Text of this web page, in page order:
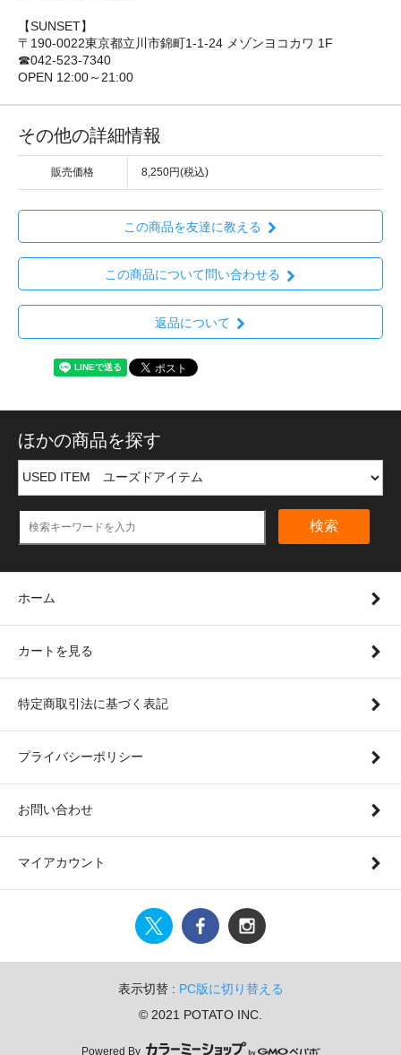
【SUNSET】
〒190-0022東京都立川市錦町1-1-24 メゾンヨコカワ 1F
☎042-523-7340
OPEN 12:00～21:00
その他の詳細情報
販売価格 8,250円(税込)
この商品を友達に教える
この商品について問い合わせる
返品について
ほかの商品を探す
検索
ホーム
カートを見る
特定商取引法に基づく表記
プライバシーポリシー
お問い合わせ
マイアカウント
表示切替 : PC版に切り替える
© 2021 POTATO INC.
Powered By